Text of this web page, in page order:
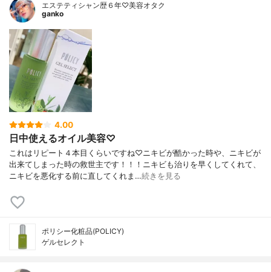
エステティシャン歴６年♡美容オタク
ganko
4.00
日中使えるオイル美容♡
これはリピート４本目くらいですね♡ニキビが酷かった時や、ニキビが
出来てしまった時の救世主です！！！ニキビも治りを早くしてくれて、
ニキビを悪化する前に直してくれま…続きを見る
ポリシー化粧品(POLICY)
ゲルセレクト